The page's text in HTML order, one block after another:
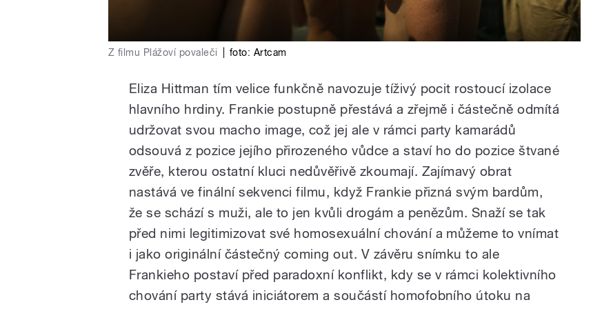
Z filmu Plážoví povaleči foto: Artcam
Eliza Hittman tím velice funkčně navozuje tíživý pocit rostoucí izolace
hlavního hrdiny. Frankie postupně přestává a zřejmě i částečně odmítá
udržovat svou macho image, což jej ale v rámci party kamarádů
odsouvá z pozice jejího přirozeného vůdce a staví ho do pozice štvané
zvěře, kterou ostatní kluci nedůvěřivě zkoumají. Zajímavý obrat
nastává ve finální sekvenci filmu, když Frankie přizná svým bardům,
že se schází s muži, ale to jen kvůli drogám a penězům. Snaží se tak
před nimi legitimizovat své homosexuální chování a můžeme to vnímat
i jako originální částečný coming out. V závěru snímku to ale
Frankieho postaví před paradoxní konflikt, kdy se v rámci kolektivního
chování party stává iniciátorem a součástí homofobního útoku na